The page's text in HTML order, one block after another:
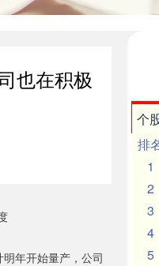
也在积极
年开始量产，公司
个
排
1
2
3
4
5